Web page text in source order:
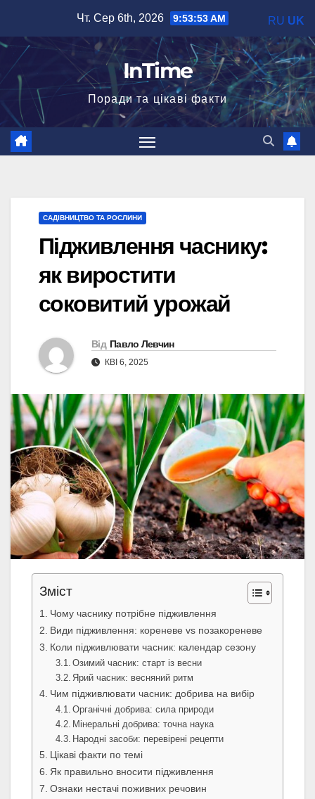
вмісту
Чт. Сер 6th, 2026 9:53:54 AM
InTime
Поради та цікаві факти
САДІВНИЦТВО ТА РОСЛИНИ
Підживлення часнику:
як виростити
соковитий урожай
Від Павло Левчин
КВІ 6, 2025
Зміст
Чому часнику потрібне підживлення
Види підживлення: кореневе vs позакореневе
Коли підживлювати часник: календар сезону
Озимий часник: старт із весни
Ярий часник: весняний ритм
Чим підживлювати часник: добрива на вибір
Органічні добрива: сила природи
Мінеральні добрива: точна наука
Народні засоби: перевірені рецепти
Цікаві факти по темі
Як правильно вносити підживлення
Ознаки нестачі поживних речовин
RU UK